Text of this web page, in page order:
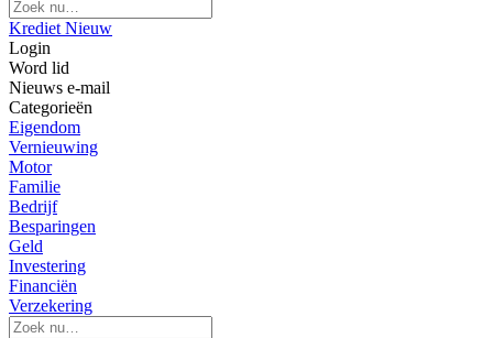
Krediet Nieuw
Login
Word lid
Nieuws e-mail
Categorieën
Eigendom
Vernieuwing
Motor
Familie
Bedrijf
Besparingen
Geld
Investering
Financiën
Verzekering